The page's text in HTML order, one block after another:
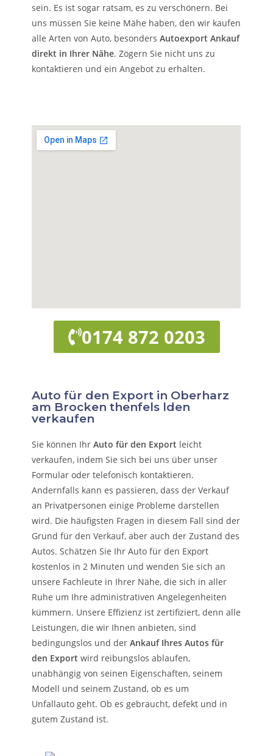
sein. Es ist sogar ratsam, es zu verschönern. Bei
uns müssen Sie keine Mähe haben, den wir kaufen
alle Arten von Auto, besondersAutoexport Ankauf
direkt in Ihrer Nähe. Zögern Sie nicht uns zu
kontaktieren und ein Angebot zu erhalten.
0174 872 0203
Auto für den Export in Oberharz
am Brocken thenfels lden
verkaufen
Sie können IhrAuto für den Export leicht
verkaufen, indem Sie sich bei uns über unser
Formular oder telefonisch kontaktieren.
Andernfalls kann es passieren, dass der Verkauf
an Privatpersonen einige Probleme darstellen
wird. Die häufigsten Fragen in diesem Fall sind der
Grund für den Verkauf, aber auch der Zustand des
Autos. Schätzen Sie Ihr Auto für den Export
kostenlos in 2 Minuten und wenden Sie sich an
unsere Fachleute in Ihrer Nähe, die sich in aller
Ruhe um Ihre administrativen Angelegenheiten
kümmern. Unsere Effizienz ist zertifiziert, denn alle
Leistungen, die wir Ihnen anbieten, sind
bedingungslos und derAnkauf Ihres Autos für
den Export wird reibungslos ablaufen,
unabhängig von seinen Eigenschaften, seinem
Modell und seinem Zustand, ob es um
Unfallauto geht. Ob es gebraucht, defekt und in
gutem Zustand ist.